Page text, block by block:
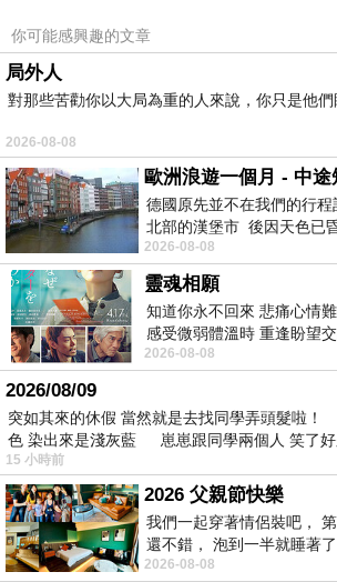
你可能感興趣的文章
局外人
對那些苦勸你以大局為重的人來說，你只是他們
2026-08-08
歐洲浪遊一個月 - 中途
德國原先並不在我們的行
北部的漢堡市 後因天色已
堡市吃晚餐和過夜
2026-08-08
靈魂相願
知道你永不回來 悲痛心情
感受微弱體溫時 重逢盼望
此刻忍淚說別離 他日靈魂再
2026-08-08
2026/08/09
突如其來的休假 當然就是去找同學弄頭髮啦
色 染出來是淺灰藍 崽崽跟同學兩個人 笑了
15 小時前
2026 父親節快樂
我們一起穿著情侶裝吧，
還不錯， 泡到一半就睡著
醒， 手
2026-08-08